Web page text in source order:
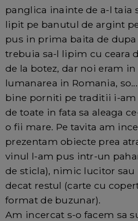
panglica inainte de a-l taia
lipit pe banutul de argint
pus in prima baita de dupa
trebuia sa-l lipim cu ceara
de la botez, dar noi eram in
lumanarea in Romania,
bine porniti pe traditii i-am
de toate in fata sa aleaga
o fii mare. Pe tavita am
prezentam obiecte prea
vinul l-am pus intr-un
de sticla), nimic lucitor sau
decat restul (carte cu
format de buzunar).
Am incercat s-o facem sa